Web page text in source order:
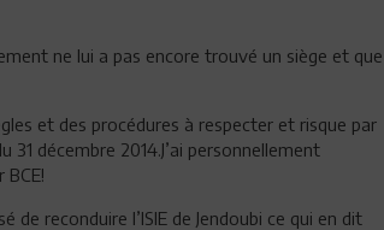
ne lui a pas encore trouvé un siège et que
et des procédures à respecter et risque par
décembre 2014.J’ai personnellement
de reconduire l’ISIE de Jendoubi ce qui en dit